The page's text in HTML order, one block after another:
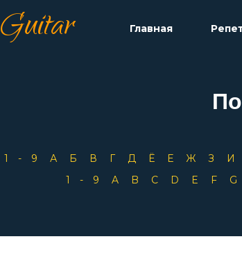
Guitar Главная
1-9 А Б В Г Д Ё Е Ж З И
1-9
A B C D E F G